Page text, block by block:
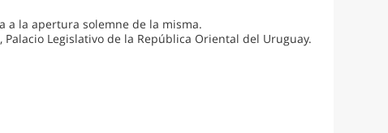
a la apertura solemne de la misma.
Legislativo de la República Oriental del Uruguay.